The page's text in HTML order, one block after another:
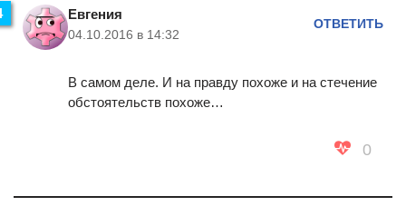
Евгения
04.10.2016 в 14:32
ОТВЕТИТЬ
В самом деле. И на правду похоже и на стечение
обстоятельств похоже…
0